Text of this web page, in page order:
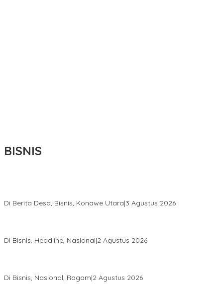
BISNIS
Di Berita Desa, Bisnis, Konawe Utara|3 Agustus 2026
Di Bisnis, Headline, Nasional|2 Agustus 2026
Di Bisnis, Nasional, Ragam|2 Agustus 2026